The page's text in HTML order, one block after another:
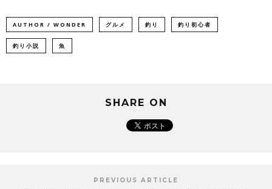
AUTHOR / WONDER グルメ 釣り 釣り初心者
釣り小説 魚
SHARE ON
PREVIOUS ARTICLE